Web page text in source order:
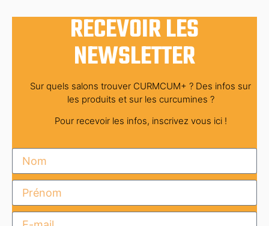
RECEVOIR LES
NEWSLETTER
Sur quels salons trouver CURMCUM+ ? Des infos sur
les produits et sur les curcumines ?
Pour recevoir les infos, inscrivez vous ici !